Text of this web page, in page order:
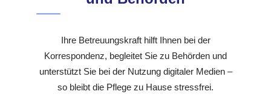
Ihre Betreuungskraft hilft Ihnen bei der
Korrespondenz, begleitet Sie zu Behörden und
unterstützt Sie bei der Nutzung digitaler Medien –
so bleibt die Pflege zu Hause stressfrei.